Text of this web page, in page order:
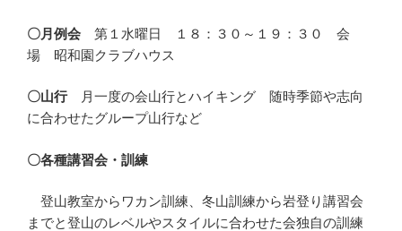
〇月例会 第１水曜日 １８：３０～１９：３０ 会
場 昭和園クラブハウス
〇山行月一度の会山行とハイキング 随時季節や志向
に合わせたグループ山行など
〇各種講習会・訓練
登山教室からワカン訓練、冬山訓練から岩登り講習会
までと登山のレベルやスタイルに合わせた会独自の訓練